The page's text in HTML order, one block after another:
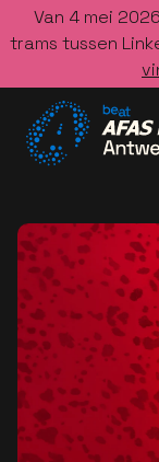
Van 4 mei
trams tussen